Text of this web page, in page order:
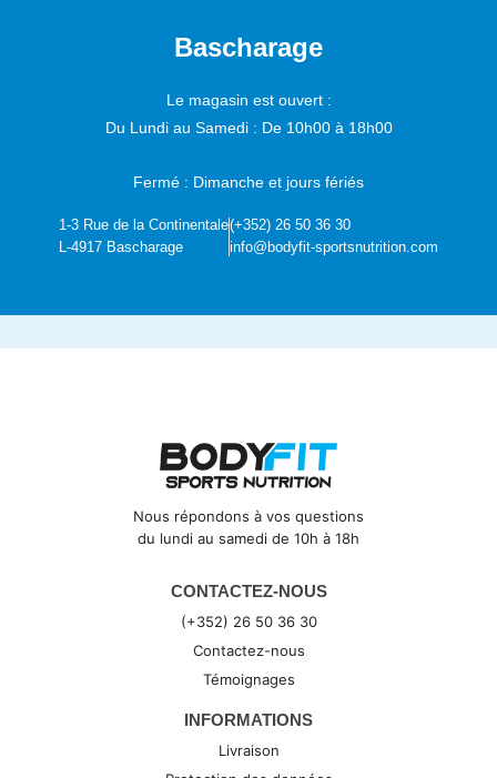
Bascharage
Le magasin est ouvert :
Du Lundi au Samedi : De 10h00 à 18h00
Fermé : Dimanche et jours fériés
1-3 Rue de la Continentale
L-4917 Bascharage
(+352) 26 50 36 30
info@bodyfit-sportsnutrition.com
Nous répondons à vos questions
du lundi au samedi de 10h à 18h
CONTACTEZ-NOUS
(+352) 26 50 36 30
Contactez-nous
Témoignages
INFORMATIONS
Livraison